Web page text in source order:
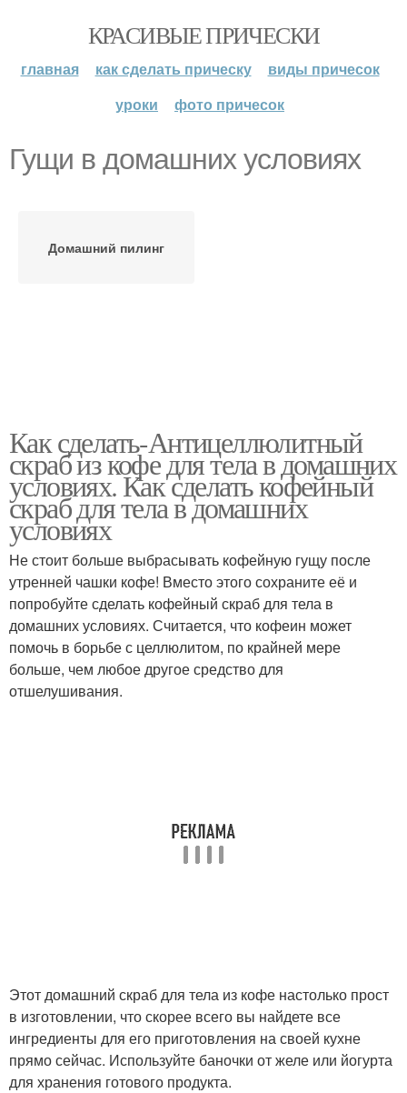
КРАСИВЫЕ ПРИЧЕСКИ
главная как сделать прическу
виды причесок
уроки
фото причесок
Гущи в домашних условиях
Домашний пилинг
Как сделать-Антицеллюлитный
скраб из кофе для тела в домашних
условиях. Как сделать кофейный
скраб для тела в домашних
условиях
Не стоит больше выбрасывать кофейную гущу после
утренней чашки кофе! Вместо этого сохраните её и
попробуйте сделать кофейный скраб для тела в
домашних условиях. Считается, что кофеин может
помочь в борьбе с целлюлитом, по крайней мере
больше, чем любое другое средство для
отшелушивания.
Этот домашний скраб для тела из кофе настолько прост
в изготовлении, что скорее всего вы найдете все
ингредиенты для его приготовления на своей кухне
прямо сейчас. Используйте баночки от желе или йогурта
для хранения готового продукта.